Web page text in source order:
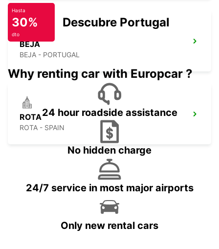
BEJA
BEJA - PORTUGAL
ROTA
ROTA - SPAIN
Hasta
30%
dto
Descubre Portugal
Why renting car with Europcar ?
24 hour roadside assistance
No hidden charge
24/7 service in most major airports
Only new rental cars